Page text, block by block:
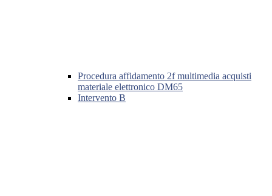
Procedura affidamento 2f multimedia acquisti
materiale elettronico DM65
Intervento B